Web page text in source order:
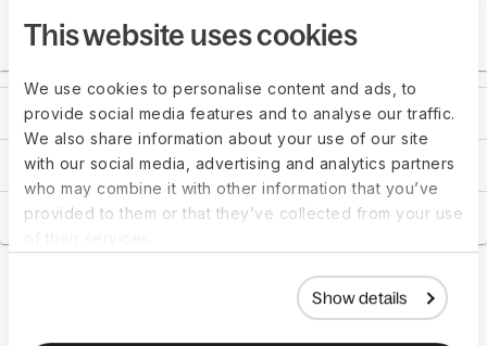
This website uses cookies
We use cookies to personalise content and ads, to
provide social media features and to analyse our traffic.
We also share information about your use of our site
with our social media, advertising and analytics partners
who may combine it with other information that you’ve
provided to them or that they’ve collected from your use
Show details
Loopbaanmanagement
Leerbeheersysteem
Plugins